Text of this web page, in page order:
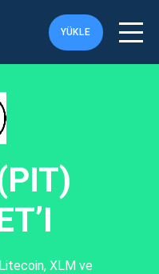
YÜKLE
XLM ve